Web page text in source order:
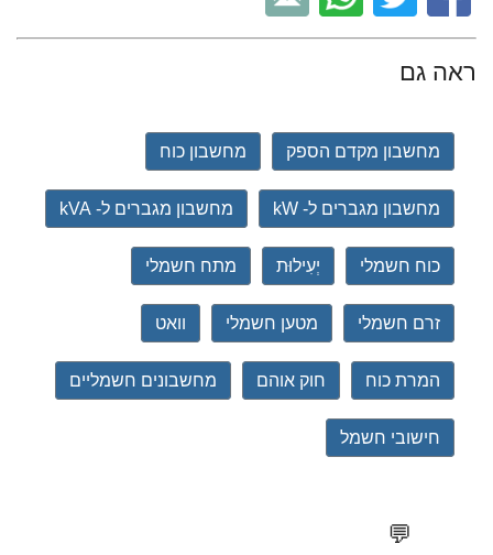
ראה גם
מחשבון מקדם הספק מחשבון כוח
מחשבון מגברים ל- kW מחשבון מגברים ל- kVA
כוח חשמלי יְעִילוּת מתח חשמלי
זרם חשמלי מטען חשמלי וואט
המרת כוח חוק אוהם מחשבונים חשמליים
חישובי חשמל
💬